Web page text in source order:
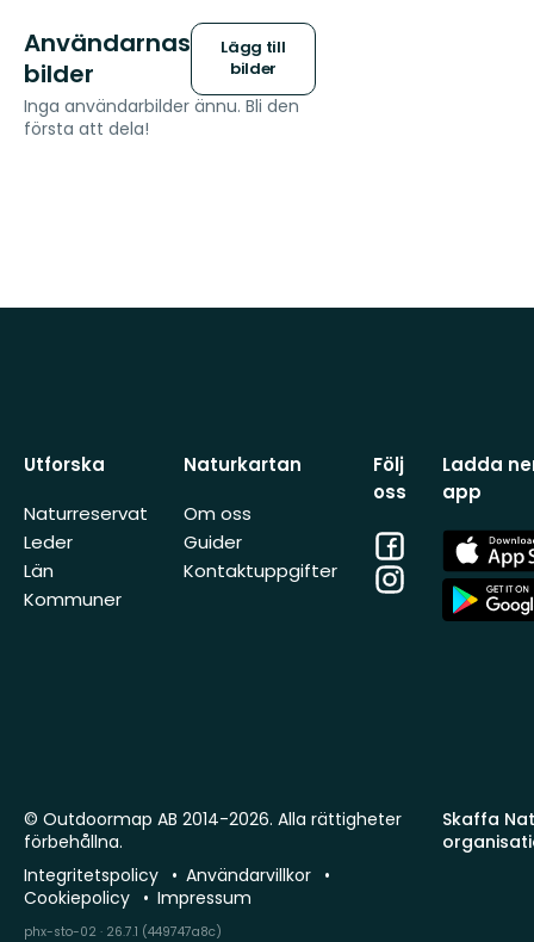
Användarnas
bilder
Lägg till
bilder
Inga användarbilder ännu. Bli den
första att dela!
Utforska
Naturreservat
Leder
Län
Kommuner
Naturkartan
Om oss
Guider
Kontaktuppgifter
Följ
oss
Facebook
Instagram
Ladda
app
App
Store
App
Store
Skaffa
© Outdoormap AB 2014-2026. Alla rättigheter
förbehållna.
Integritetspolicy
Användarvillkor
Cookiepolicy
Impressum
phx-sto-02 · 26.7.1 (449747a8c)